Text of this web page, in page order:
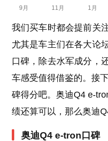
我们买车时都会提前关
尤其是车主们在各大论
口碑，除去水军成分，
车感受值得借鉴的。接
碑得分吧。奥迪Q4 e-
绩还算可以，那么奥迪
奥迪Q4 e-tron口碑